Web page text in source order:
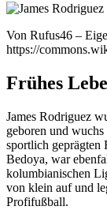
Von Rufus46 –
https://
Frühes
James Rodriguez
geboren und
sportlich geprägten
Bedoya, war
kolumbianischen
von klein auf und
Profifußball.